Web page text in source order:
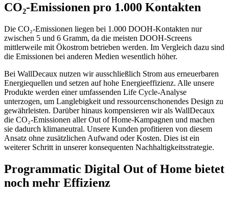
CO₂-Emissionen pro 1.000 Kontakten
Die CO₂-Emissionen liegen bei 1.000 DOOH-Kontakten nur
zwischen 5 und 6 Gramm, da die meisten DOOH-Screens
mittlerweile mit Ökostrom betrieben werden. Im Vergleich dazu sind
die Emissionen bei anderen Medien wesentlich höher.
Bei WallDecaux nutzen wir ausschließlich Strom aus erneuerbaren
Energiequellen und setzen auf hohe Energieeffizienz. Alle unsere
Produkte werden einer umfassenden Life Cycle-Analyse
unterzogen, um Langlebigkeit und ressourcenschonendes Design zu
gewährleisten. Darüber hinaus kompensieren wir als WallDecaux
die CO₂-Emissionen aller Out of Home-Kampagnen und machen
sie dadurch klimaneutral. Unsere Kunden profitieren von diesem
Ansatz ohne zusätzlichen Aufwand oder Kosten. Dies ist ein
weiterer Schritt in unserer konsequenten Nachhaltigkeitsstrategie.
Programmatic Digital Out of Home bietet
noch mehr Effizienz